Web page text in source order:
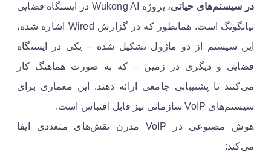
در سیستم‌های حیاتی
، پروژه Wukong AI در ایستگاه فضایی
تیانگونگ است. همانطور که در گزارش Wired اشاره شده،
این سیستم از دو ماژول تشکیل شده – یکی در ایستگاه
فضایی و دیگری در زمین – که به صورت هماهنگ کار
می‌کنند تا پشتیبانی جامعی ارائه دهند. این معماری برای
سیستم‌های VoIP سازمانی نیز قابل اقتباس است.
هوش مصنوعی در VoIP مدرن نقش‌های متعددی ایفا
می‌کند: